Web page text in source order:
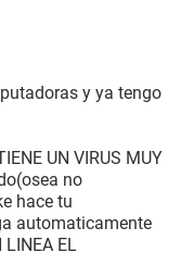
y ya tengo
UN VIRUS MUY
no
hace tu
automaticamente
LINEA EL